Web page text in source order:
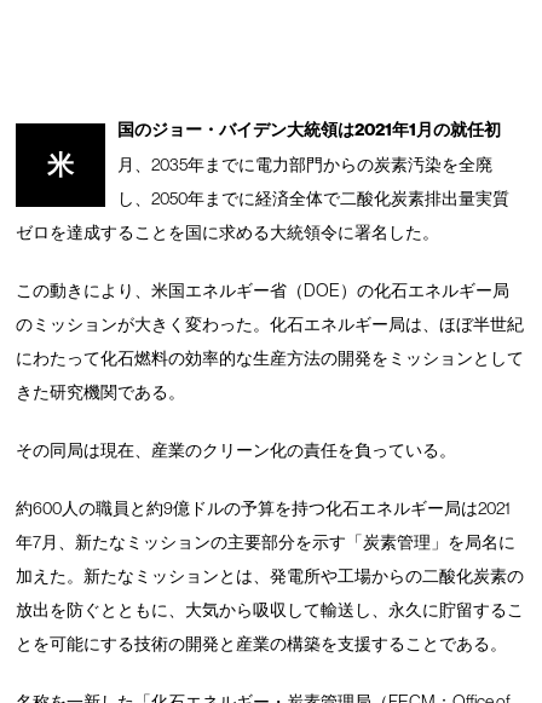
米
国のジョー・バイデン大統領は2021年1月の就任初
月、2035年までに電力部門からの炭素汚染を全廃
し、2050年までに経済全体で二酸化炭素排出量実質
ゼロを達成することを国に求める大統領令に署名した。
この動きにより、米国エネルギー省（DOE）の化石エネルギー局
のミッションが大きく変わった。化石エネルギー局は、ほぼ半世紀
にわたって化石燃料の効率的な生産方法の開発をミッションとして
きた研究機関である。
その同局は現在、産業のクリーン化の責任を負っている。
約600人の職員と約9億ドルの予算を持つ化石エネルギー局は2021
年7月、新たなミッションの主要部分を示す「炭素管理」を局名に
加えた。新たなミッションとは、発電所や工場からの二酸化炭素の
放出を防ぐとともに、大気から吸収して輸送し、永久に貯留するこ
とを可能にする技術の開発と産業の構築を支援することである。